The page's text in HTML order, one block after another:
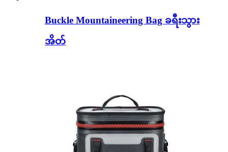
Buckle Mountaineering Bag ခရီးသွား
အိတ်